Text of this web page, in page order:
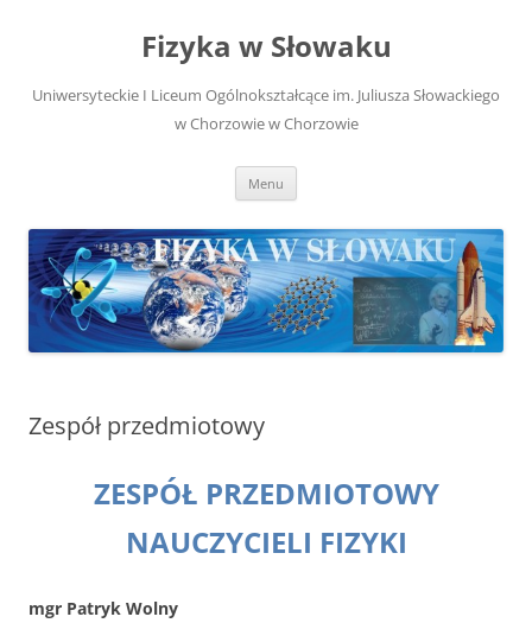
Fizyka w Słowaku
Uniwersyteckie I Liceum Ogólnokształcące im. Juliusza Słowackiego
w Chorzowie w Chorzowie
Menu
Zespół przedmiotowy
ZESPÓŁ PRZEDMIOTOWY
NAUCZYCIELI FIZYKI
mgr Patryk Wolny